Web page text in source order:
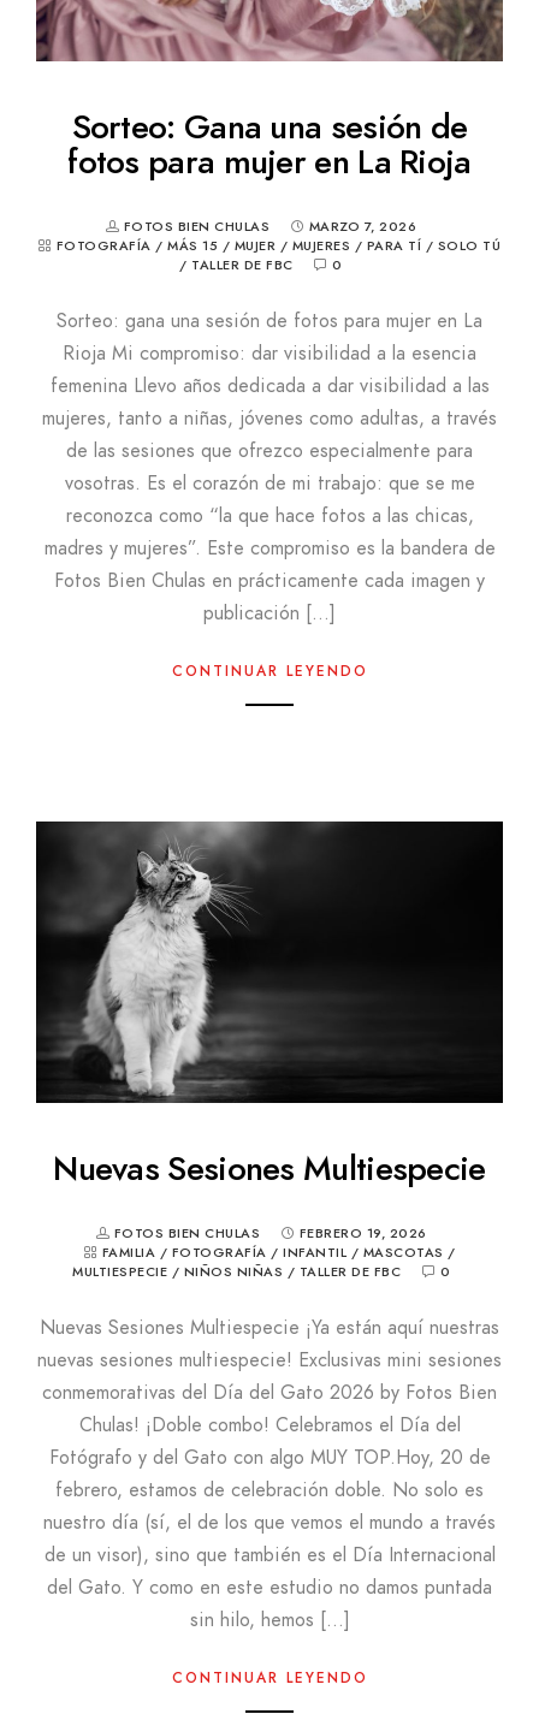
Sorteo: Gana una sesión de
fotos para mujer en La Rioja
FOTOS BIEN CHULAS
MARZO 7, 2026
FOTOGRAFÍA /MÁS 15 / MUJER / MUJERES / PARA TÍ / SOLO TÚ
/ TALLER DE FBC 0
Sorteo: gana una sesión de fotos para mujer en La
Rioja Mi compromiso: dar visibilidad a la esencia
femenina Llevo años dedicada a dar visibilidad a las
mujeres, tanto a niñas, jóvenes como adultas, a través
de las sesiones que ofrezco especialmente para
vosotras. Es el corazón de mi trabajo: que se me
reconozca como “la que hace fotos a las chicas,
madres y mujeres”. Este compromiso es la bandera de
Fotos Bien Chulas en prácticamente cada imagen y
publicación […]
CONTINUAR LEYENDO
Nuevas Sesiones Multiespecie
FOTOS BIEN CHULAS
FEBRERO 19, 2026
FAMILIA / FOTOGRAFÍA / INFANTIL / MASCOTAS /
MULTIESPECIE / NIÑOS NIÑAS / TALLER DE FBC 0
Nuevas Sesiones Multiespecie ¡Ya están aquí nuestras
nuevas sesiones multiespecie! Exclusivas mini sesiones
conmemorativas del Día del Gato 2026 by Fotos Bien
Chulas! ¡Doble combo! Celebramos el Día del
Fotógrafo y del Gato con algo MUY TOP.Hoy, 20 de
febrero, estamos de celebración doble. No solo es
nuestro día (sí, el de los que vemos el mundo a través
de un visor), sino que también es el Día Internacional
del Gato. Y como en este estudio no damos puntada
sin hilo, hemos […]
CONTINUAR LEYENDO